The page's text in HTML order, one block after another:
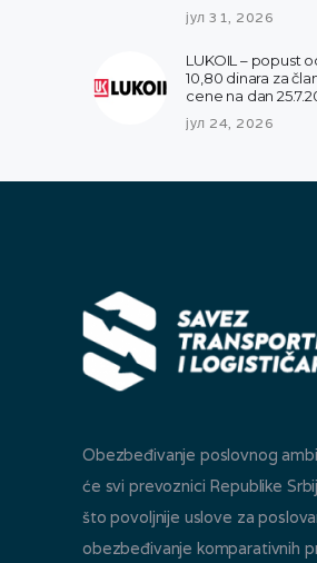
јул 31, 2026
LUKOIL – popust
10,80 dinara za
cene na dan
јул 24, 2026
Obezbeđivanje poslovnog
će svi prevoznici Republike
što povoljnije uslove za
obezbeđivanje komparativnih